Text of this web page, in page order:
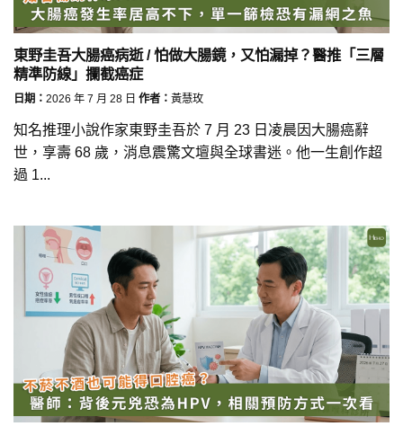
東野圭吾大腸癌病逝 / 怕做大腸鏡，又怕漏掉？醫推「三層
精準防線」攔截癌症
日期： 2026 年 7 月 28 日 作者： 黃慧玫
知名推理小說作家東野圭吾於 7 月 23 日凌晨因大腸癌辭
世，享壽 68 歲，消息震驚文壇與全球書迷。他一生創作超
過 1...